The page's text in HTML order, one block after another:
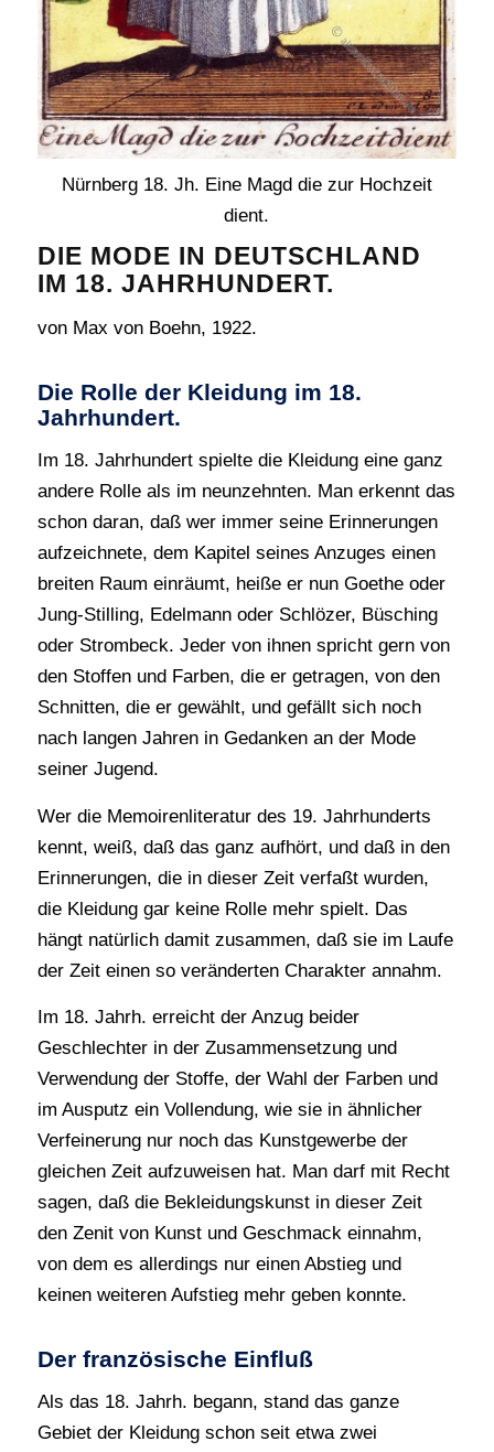
Nürnberg 18. Jh. Eine Magd die zur Hochzeit
dient.
DIE MODE IN DEUTSCHLAND
IM 18. JAHRHUNDERT.
von Max von Boehn, 1922.
Die Rolle der Kleidung im 18.
Jahrhundert.
Im 18. Jahrhundert spielte die Kleidung eine ganz
andere Rolle als im neunzehnten. Man erkennt das
schon daran, daß wer immer seine Erinnerungen
aufzeichnete, dem Kapitel seines Anzuges einen
breiten Raum einräumt, heiße er nun Goethe oder
Jung-Stilling, Edelmann oder Schlözer, Büsching
oder Strombeck. Jeder von ihnen spricht gern von
den Stoffen und Farben, die er getragen, von den
Schnitten, die er gewählt, und gefällt sich noch
nach langen Jahren in Gedanken an der Mode
seiner Jugend.
Wer die Memoirenliteratur des 19. Jahrhunderts
kennt, weiß, daß das ganz aufhört, und daß in den
Erinnerungen, die in dieser Zeit verfaßt wurden,
die Kleidung gar keine Rolle mehr spielt. Das
hängt natürlich damit zusammen, daß sie im Laufe
der Zeit einen so veränderten Charakter annahm.
Im 18. Jahrh. erreicht der Anzug beider
Geschlechter in der Zusammensetzung und
Verwendung der Stoffe, der Wahl der Farben und
im Ausputz ein Vollendung, wie sie in ähnlicher
Verfeinerung nur noch das Kunstgewerbe der
gleichen Zeit aufzuweisen hat. Man darf mit Recht
sagen, daß die Bekleidungskunst in dieser Zeit
den Zenit von Kunst und Geschmack einnahm,
von dem es allerdings nur einen Abstieg und
keinen weiteren Aufstieg mehr geben konnte.
Der französische Einfluß
Als das 18. Jahrh. begann, stand das ganze
Gebiet der Kleidung schon seit etwa zwei